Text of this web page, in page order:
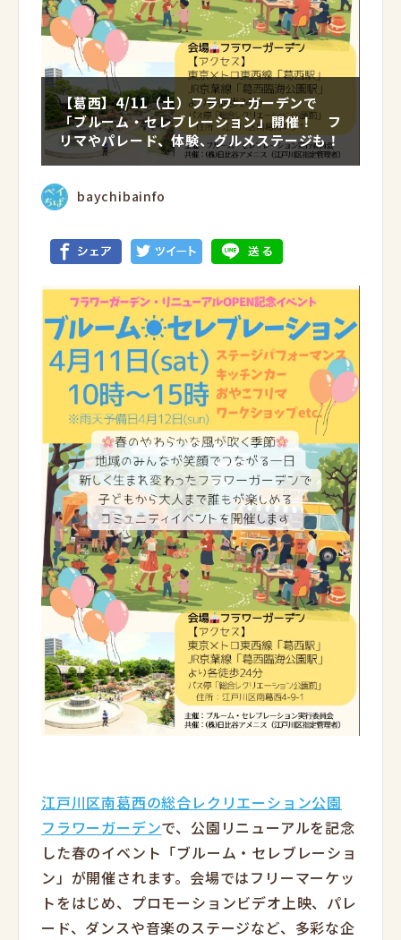
【葛西】4/11（土）フラワーガーデンで
「ブルーム・セレブレーション」開催！ フ
リマやパレード、体験、グルメステージも！
baychibainfo
江戸川区南葛西の総合レクリエーション公園
フラワーガーデンで、公園リニューアルを記念
した春のイベント「ブルーム・セレブレーショ
ン」が開催されます。会場ではフリーマーケッ
トをはじめ、プロモーションビデオ上映、パレ
ード、ダンスや音楽のステージなど、多彩な企